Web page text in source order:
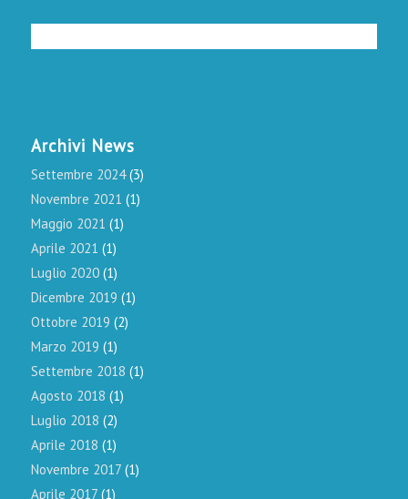
Archivi News
Settembre 2024(3)
Novembre 2021 (1)
Maggio 2021 (1)
Aprile 2021 (1)
Luglio 2020(1)
Dicembre 2019 (1)
Ottobre 2019 (2)
Marzo 2019 (1)
Settembre 2018 (1)
Agosto 2018 (1)
Luglio 2018 (2)
Aprile 2018 (1)
Novembre 2017(1)
Aprile 2017(1)